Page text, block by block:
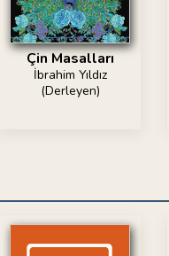
Çin Masalları
İbrahim Yıldız
(Derleyen)